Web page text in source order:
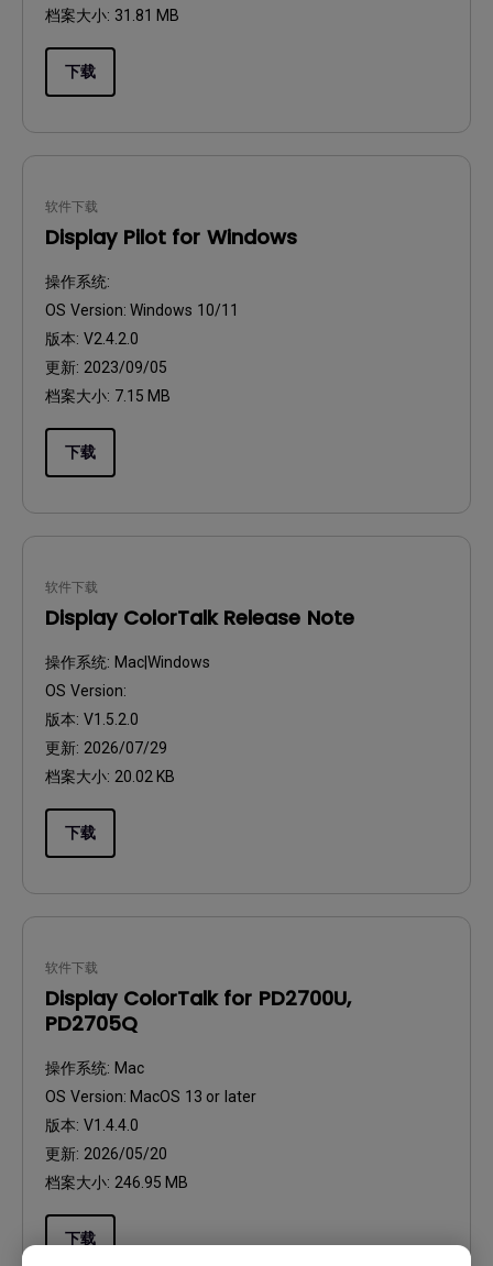
档案大小: 31.81 MB
下载
软件下载
Display Pilot for Windows
操作系统:
OS Version: Windows 10/11
版本: V2.4.2.0
更新: 2023/09/05
档案大小: 7.15 MB
下载
软件下载
Display ColorTalk Release Note
操作系统: Mac|Windows
OS Version:
版本: V1.5.2.0
更新: 2026/07/29
档案大小: 20.02 KB
下载
软件下载
Display ColorTalk for PD2700U,
PD2705Q
操作系统: Mac
OS Version: MacOS 13 or later
版本: V1.4.4.0
更新: 2026/05/20
档案大小: 246.95 MB
下载